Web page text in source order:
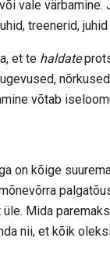
vale
treenerid,
et te haldate
võtab
on kõige
Mida
nii, et kõik